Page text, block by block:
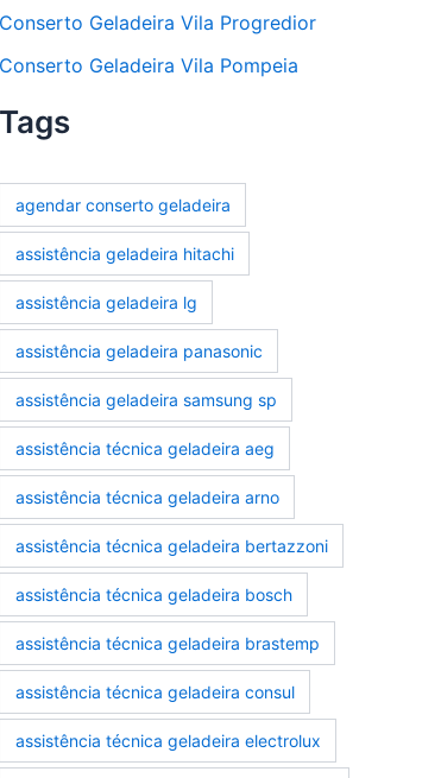
Conserto Geladeira Vila Progredior
Conserto Geladeira Vila Pompeia
Tags
agendar conserto geladeira
assistência geladeira hitachi
assistência geladeira lg
assistência geladeira panasonic
assistência geladeira samsung sp
assistência técnica geladeira aeg
assistência técnica geladeira arno
assistência técnica geladeira bertazzoni
assistência técnica geladeira bosch
assistência técnica geladeira brastemp
assistência técnica geladeira consul
assistência técnica geladeira electrolux